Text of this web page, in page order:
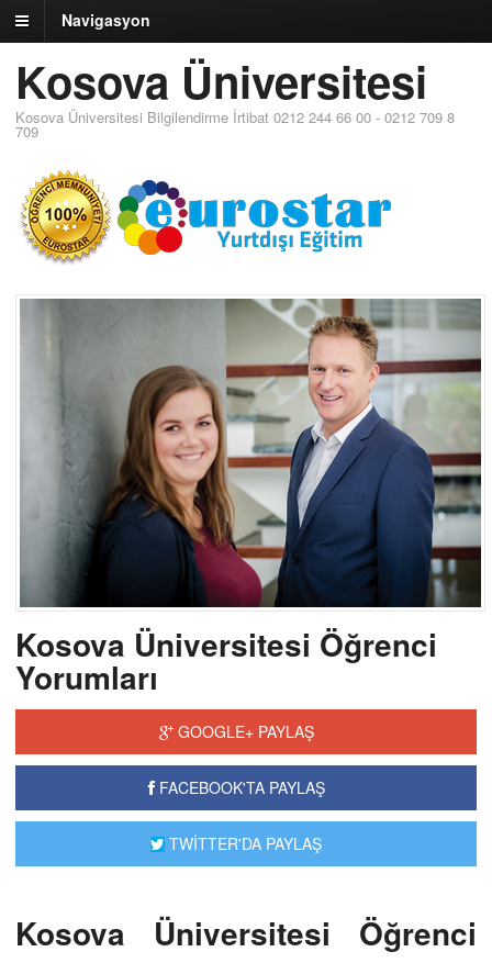
Navigasyon
Kosova Üniversitesi
Kosova Üniversitesi Bilgilendirme İrtibat 0212 244 66 00 - 0212 709 8
709
Kosova Üniversitesi Öğrenci
Yorumları
GOOGLE+ PAYLAŞ
FACEBOOK'TA PAYLAŞ
TWİTTER'DA PAYLAŞ
Kosova Üniversitesi Öğrenci